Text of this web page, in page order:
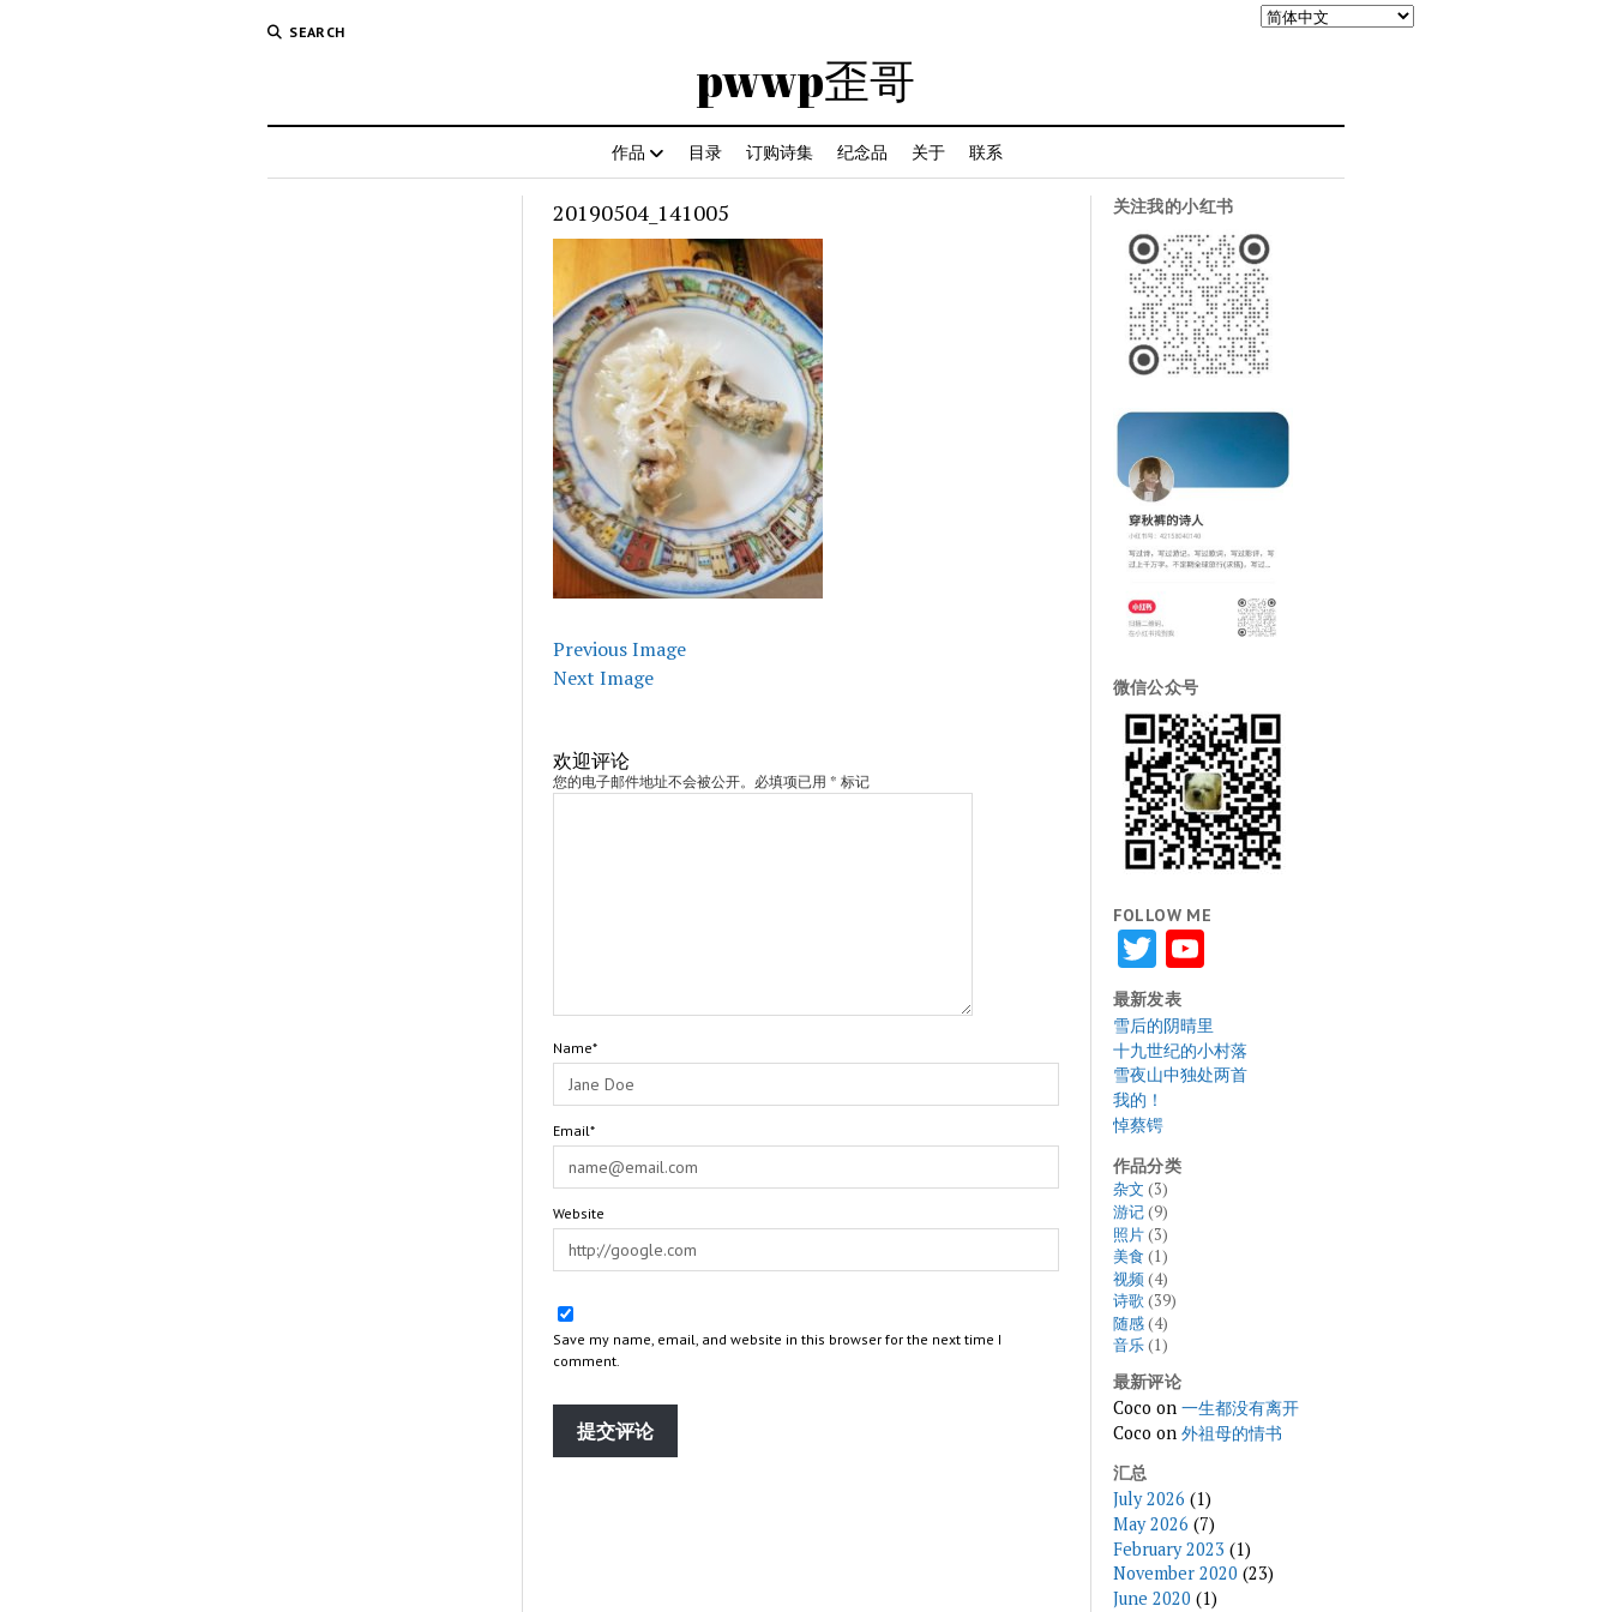
SEARCH
pwwp歪哥
作品 目录 订购诗集 纪念品 关于 联系
20190504_141005
Previous Image
Next Image
欢迎评论
您的电子邮件地址不会被公开。必填项已用 * 标记
Name*
Email*
Website
Save my name, email, and website in this browser for the next time I
comment.
关注我的小红书
微信公众号
FOLLOW ME
TwitterYouTube
最新发表
雪后的阴晴里
十九世纪的小村落
雪夜山中独处两首
我的！
悼蔡锷
作品分类
杂文 (3)
游记(9)
照片(3)
美食 (1)
视频(4)
诗歌 (39)
随感(4)
音乐(1)
最新评论
Coco on 一生都没有离开
Coco on 外祖母的情书
汇总
July 2026 (1)
May 2026 (7)
February 2023 (1)
November 2020 (23)
June 2020 (1)